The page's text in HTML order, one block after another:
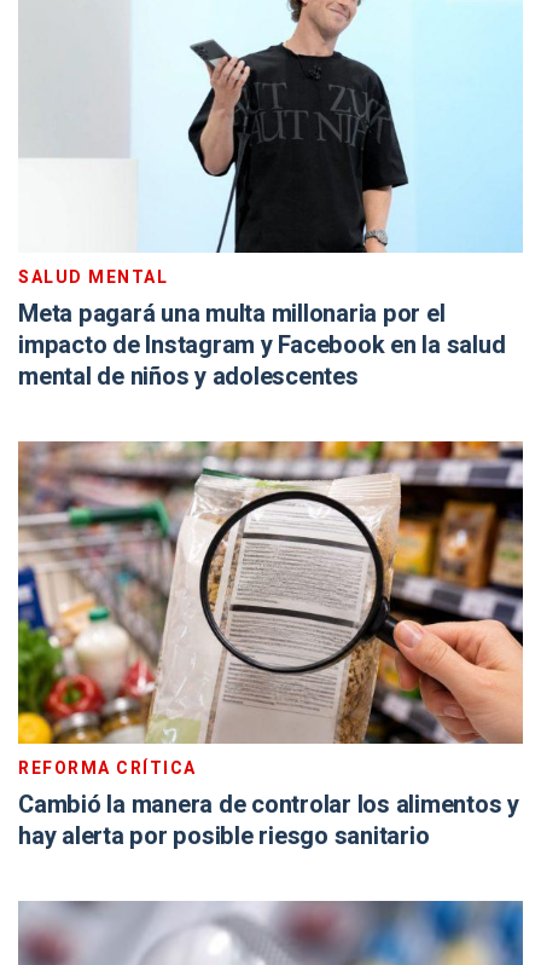
SALUD MENTAL
Meta pagará una multa millonaria por el
impacto de Instagram y Facebook en la salud
mental de niños y adolescentes
REFORMA CRÍTICA
Cambió la manera de controlar los alimentos y
hay alerta por posible riesgo sanitario